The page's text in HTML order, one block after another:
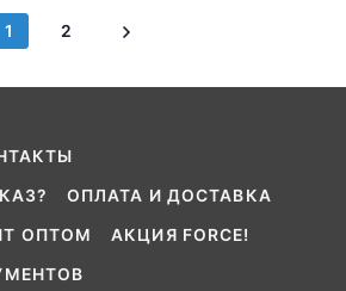
1 2
ОПЛАТА И ДОСТАВКА
ОПТОМ АКЦИЯ FORCE!